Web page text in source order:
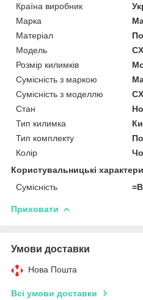
Країна виробник
Марка
Матеріал
Модель
Розмір килимків
Сумісність з маркою
Сумісність з моделлю
Стан
Тип килимка
Тип комплекту
Колір
Користувальницькі
Сумісність
Приховати
Умови доставки
Нова Пошта
Всі умови доставки